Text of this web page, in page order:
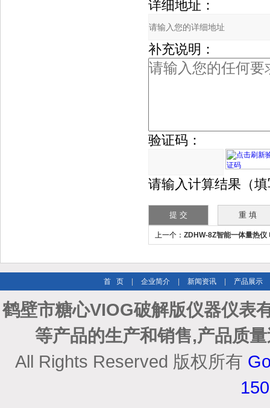
详细地址：
补充说明：
验证码：
请输入计算结果（
上一个： ZDHW-8Z智能一体量热仪
首 页 企业简介 新闻资讯 产品展示
鹤壁市糖心VIOG破解版仪器仪表
等产品的生产和销售,产品质
All Rights Reserved 版权所有